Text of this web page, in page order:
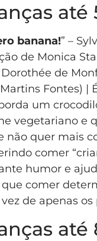
até
banana!” –
de Monica
de
Fontes) |
um
vegetariano e
não quer mais
comer
humor e
que comer
de apenas os
até